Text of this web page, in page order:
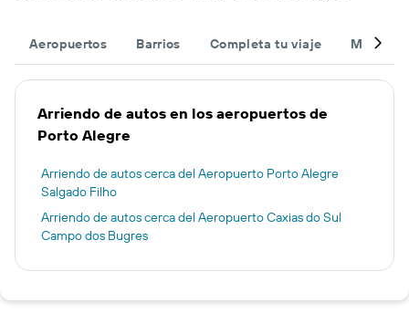
Aeropuertos Barrios Completa tu viaje Muchas
Arriendo de autos en los aeropuertos de
Porto Alegre
Arriendo de autos cerca del Aeropuerto Porto Alegre
Salgado Filho
Arriendo de autos cerca del Aeropuerto Caxias do Sul
Campo dos Bugres